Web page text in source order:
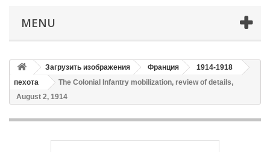
MENU
Загрузить изображения Франция
1914-1918
пехота
The Colonial Infantry mobilization, review of details,
August 2, 1914